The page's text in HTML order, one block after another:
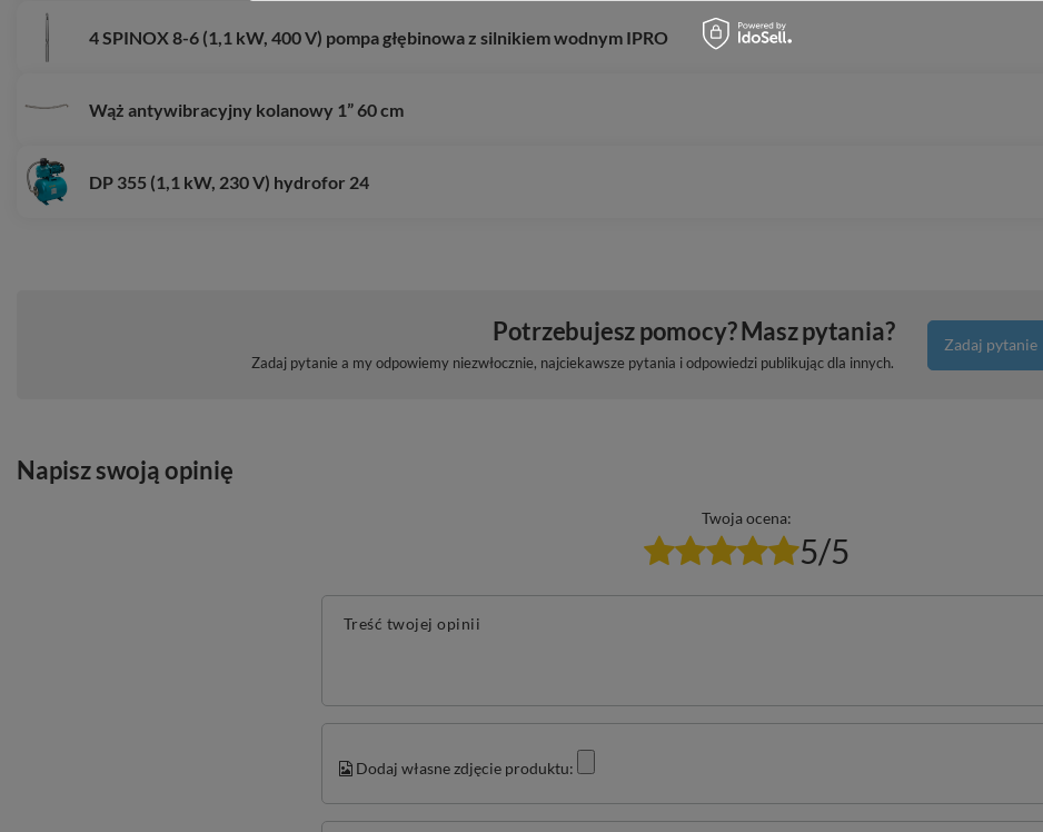
4 SPINOX 8-6 (1,1 kW, 400 V) pompa głębinowa z silnikiem wodnym IPRO
Wąż antywibracyjny kolanowy 1” 60 cm
DP 355 (1,1 kW, 230 V) hydrofor 24
Potrzebujesz pomocy? Masz pytania?
Zadaj pytanie a my odpowiemy niezwłocznie, najciekawsze pytania i odpowiedzi publikując dla innych.
Zadaj pytanie
Napisz swoją opinię
Twoja ocena:
5/5
Treść twojej opinii
Dodaj własne zdjęcie produktu: